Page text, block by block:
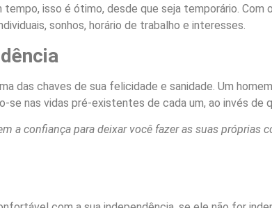
tempo, isso é ótimo, desde que seja temporário.
sonhos, horário de trabalho e interesses.
das chaves de sua felicidade e sanidade. Um
nas vidas pré-existentes de cada um, ao invés de
a confiança para deixar você fazer as suas próprias